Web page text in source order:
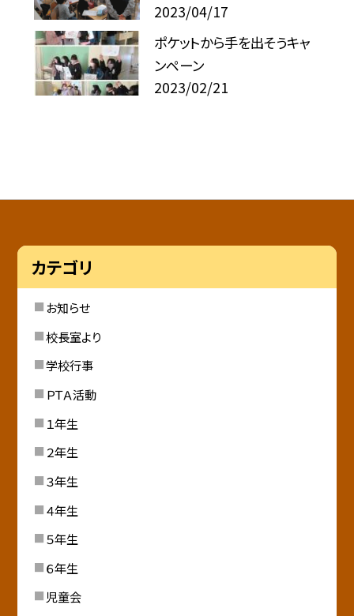
2023/04/17
ポケットから手を出そうキャ
ンペーン
2023/02/21
カテゴリ
お知らせ
校長室より
学校行事
ＰＴＡ活動
１年生
２年生
３年生
４年生
５年生
６年生
児童会